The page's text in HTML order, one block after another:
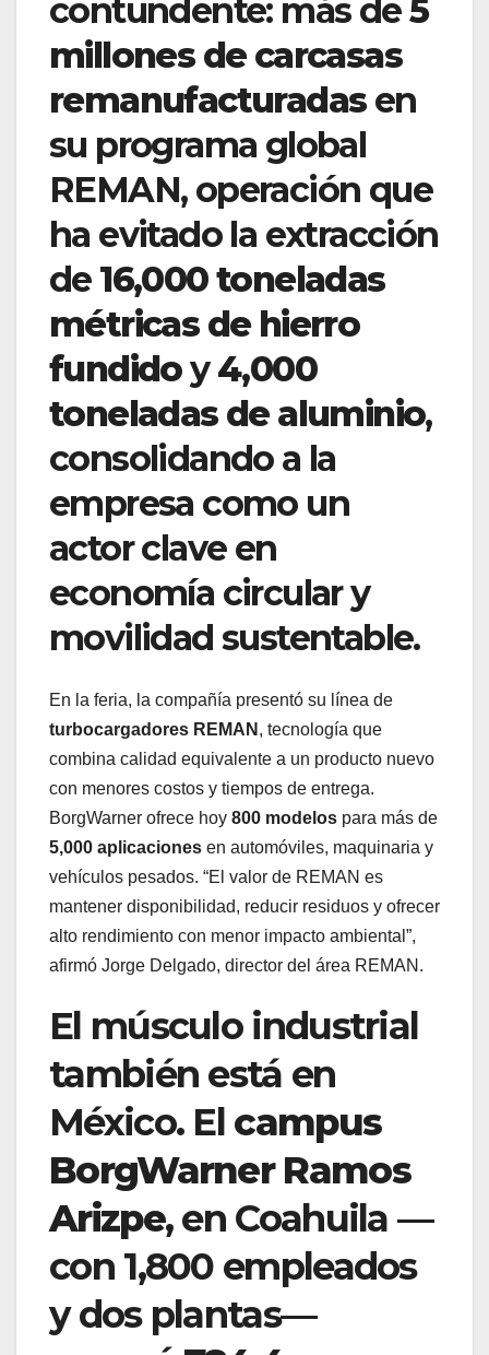
contundente: más de5
millones de carcasas
remanufacturadasen
su programa global
REMAN, operación que
ha evitado la extracción
de 16,000 toneladas
métricas de hierro
fundidoy4,000
toneladas de aluminio,
consolidando a la
empresa como un
actor clave en
economía circular y
movilidad sustentable.
En la feria, la compañía presentó su línea de
turbocargadores REMAN , tecnología que
combina calidad equivalente a un producto nuevo
con menores costos y tiempos de entrega.
BorgWarner ofrece hoy 800 modelos para más de
5,000 aplicaciones en automóviles, maquinaria y
vehículos pesados. “El valor de REMAN es
mantener disponibilidad, reducir residuos y ofrecer
alto rendimiento con menor impacto ambiental”,
afirmó Jorge Delgado, director del área REMAN.
El músculo industrial
también está en
México. El campus
BorgWarner Ramos
Arizpe, en Coahuila —
con 1,800 empleados
y dos plantas—